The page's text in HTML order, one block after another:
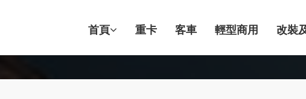
首頁 重卡 客車 輕型商用 改裝